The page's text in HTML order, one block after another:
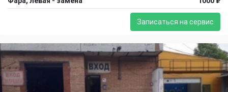
Записаться на сервис